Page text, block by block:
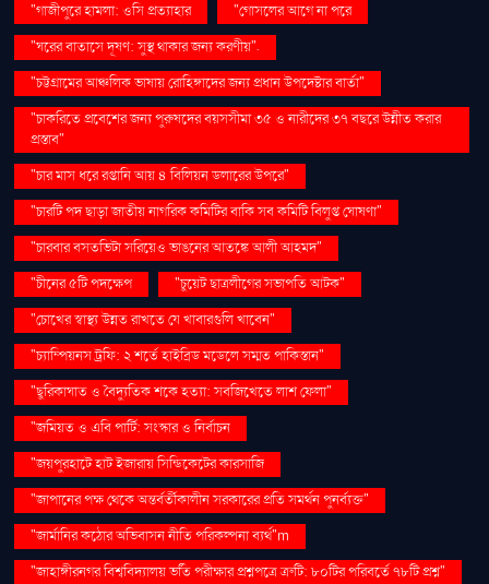
"গাজীপুরে হামলা: ওসি প্রত্যাহার
"গোসলের আগে না পরে
"ঘরের বাতাসে দূষণ: সুস্থ থাকার জন্য করণীয়".
"চট্টগ্রামের আঞ্চলিক ভাষায় রোহিঙ্গাদের জন্য প্রধান উপদেষ্টার বার্তা"
"চাকরিতে প্রবেশের জন্য পুরুষদের বয়সসীমা ৩৫ ও নারীদের ৩৭ বছরে উন্নীত করার
প্রস্তাব"
"চার মাস ধরে রপ্তানি আয় ৪ বিলিয়ন ডলারের উপরে"
"চারটি পদ ছাড়া জাতীয় নাগরিক কমিটির বাকি সব কমিটি বিলুপ্ত ঘোষণা"
"চারবার বসতভিটা সরিয়েও ভাঙনের আতঙ্কে আলী আহমদ"
"চীনের ৫টি পদক্ষেপ
"চুয়েট ছাত্রলীগের সভাপতি আটক"
"চোখের স্বাস্থ্য উন্নত রাখতে যে খাবারগুলি খাবেন"
"চ্যাম্পিয়নস ট্রফি: ২ শর্তে হাইব্রিড মডেলে সম্মত পাকিস্তান"
"ছুরিকাঘাত ও বৈদ্যুতিক শকে হত্যা: সবজিখেতে লাশ ফেলা"
"জমিয়ত ও এবি পার্টি: সংস্কার ও নির্বাচন
"জয়পুরহাটে হাট ইজারায় সিন্ডিকেটের কারসাজি
"জাপানের পক্ষ থেকে অন্তর্বর্তীকালীন সরকারের প্রতি সমর্থন পুনর্ব্যক্ত"
"জার্মানির কঠোর অভিবাসন নীতি পরিকল্পনা ব্যর্থ"m
"জাহাঙ্গীরনগর বিশ্ববিদ্যালয় ভর্তি পরীক্ষার প্রশ্নপত্রে ত্রুটি: ৮০টির পরিবর্তে ৭৮টি প্রশ্ন"